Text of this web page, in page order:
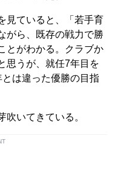
見ていると、「若手育
がら、既存の戦力で勝
とがわかる。クラブか
思うが、就任7年目を
は違った優勝の目指
いてきている。